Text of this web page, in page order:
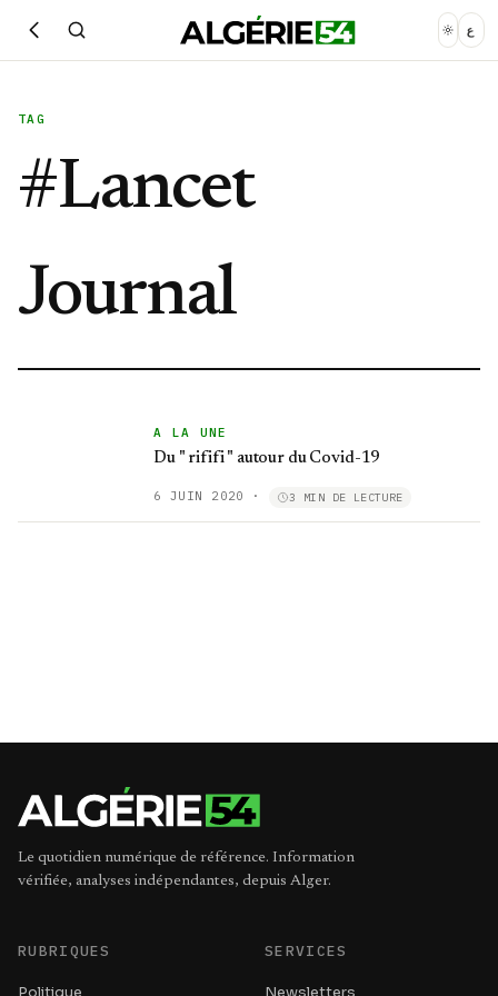
ع
TAG
#Lancet
Journal
A LA UNE
Du " rififi " autour du Covid-19
6 JUIN 2020 · 3 MIN DE LECTURE
Le quotidien numérique de référence. Information
vérifiée, analyses indépendantes, depuis Alger.
RUBRIQUES
Politique
SERVICES
Newsletters